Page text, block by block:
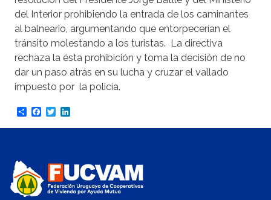
del Interior prohibiendo la entrada de los caminantes
al balneario, argumentando que entorpecerían el
tránsito molestando a los turistas. La directiva
rechaza la ésta prohibición y toma la decisión de no
dar un paso atrás en su lucha y cruzar el vallado
impuesto por la policía.
ShareFacebook
Twitter